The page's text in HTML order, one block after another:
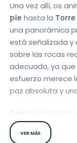
Una vez allí, os
pie hasta la
una panorámica
está señalizada y
sobre las rocas
adecuado, ya que
esfuerzo merece
paz absoluta y
Cerca de la torre,
descienden a una
perfecta para
VER MÁS